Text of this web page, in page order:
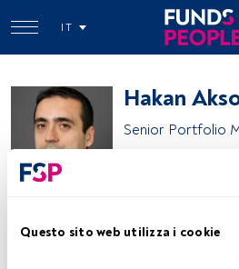
Questo sito web utilizza i cookie
IT
Hakan
Senior Portfolio
Condividi: